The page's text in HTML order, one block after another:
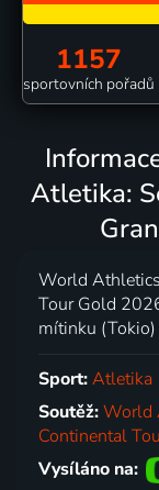
1157
sportovních pořadů
Atletika:
World
Tour Gold
mítinku (Tokio)
Sport:Atletika
Soutěž:World
Continental
Vysíláno na: